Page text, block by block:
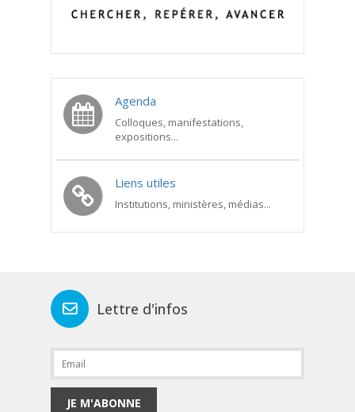
Agenda
Colloques, manifestations,
expositions...
Liens utiles
Institutions, ministères, médias...
Lettre d'infos
JE M'ABONNE